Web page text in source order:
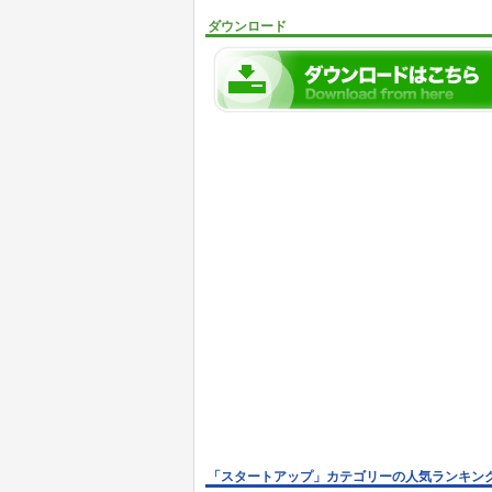
ダウンロード
「スタートアップ」カテゴリーの人気ランキン